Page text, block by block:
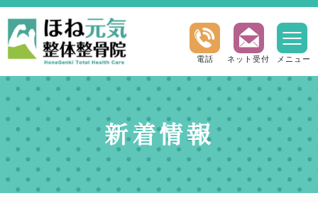
メニュー
ネット受付
電話
新着情報